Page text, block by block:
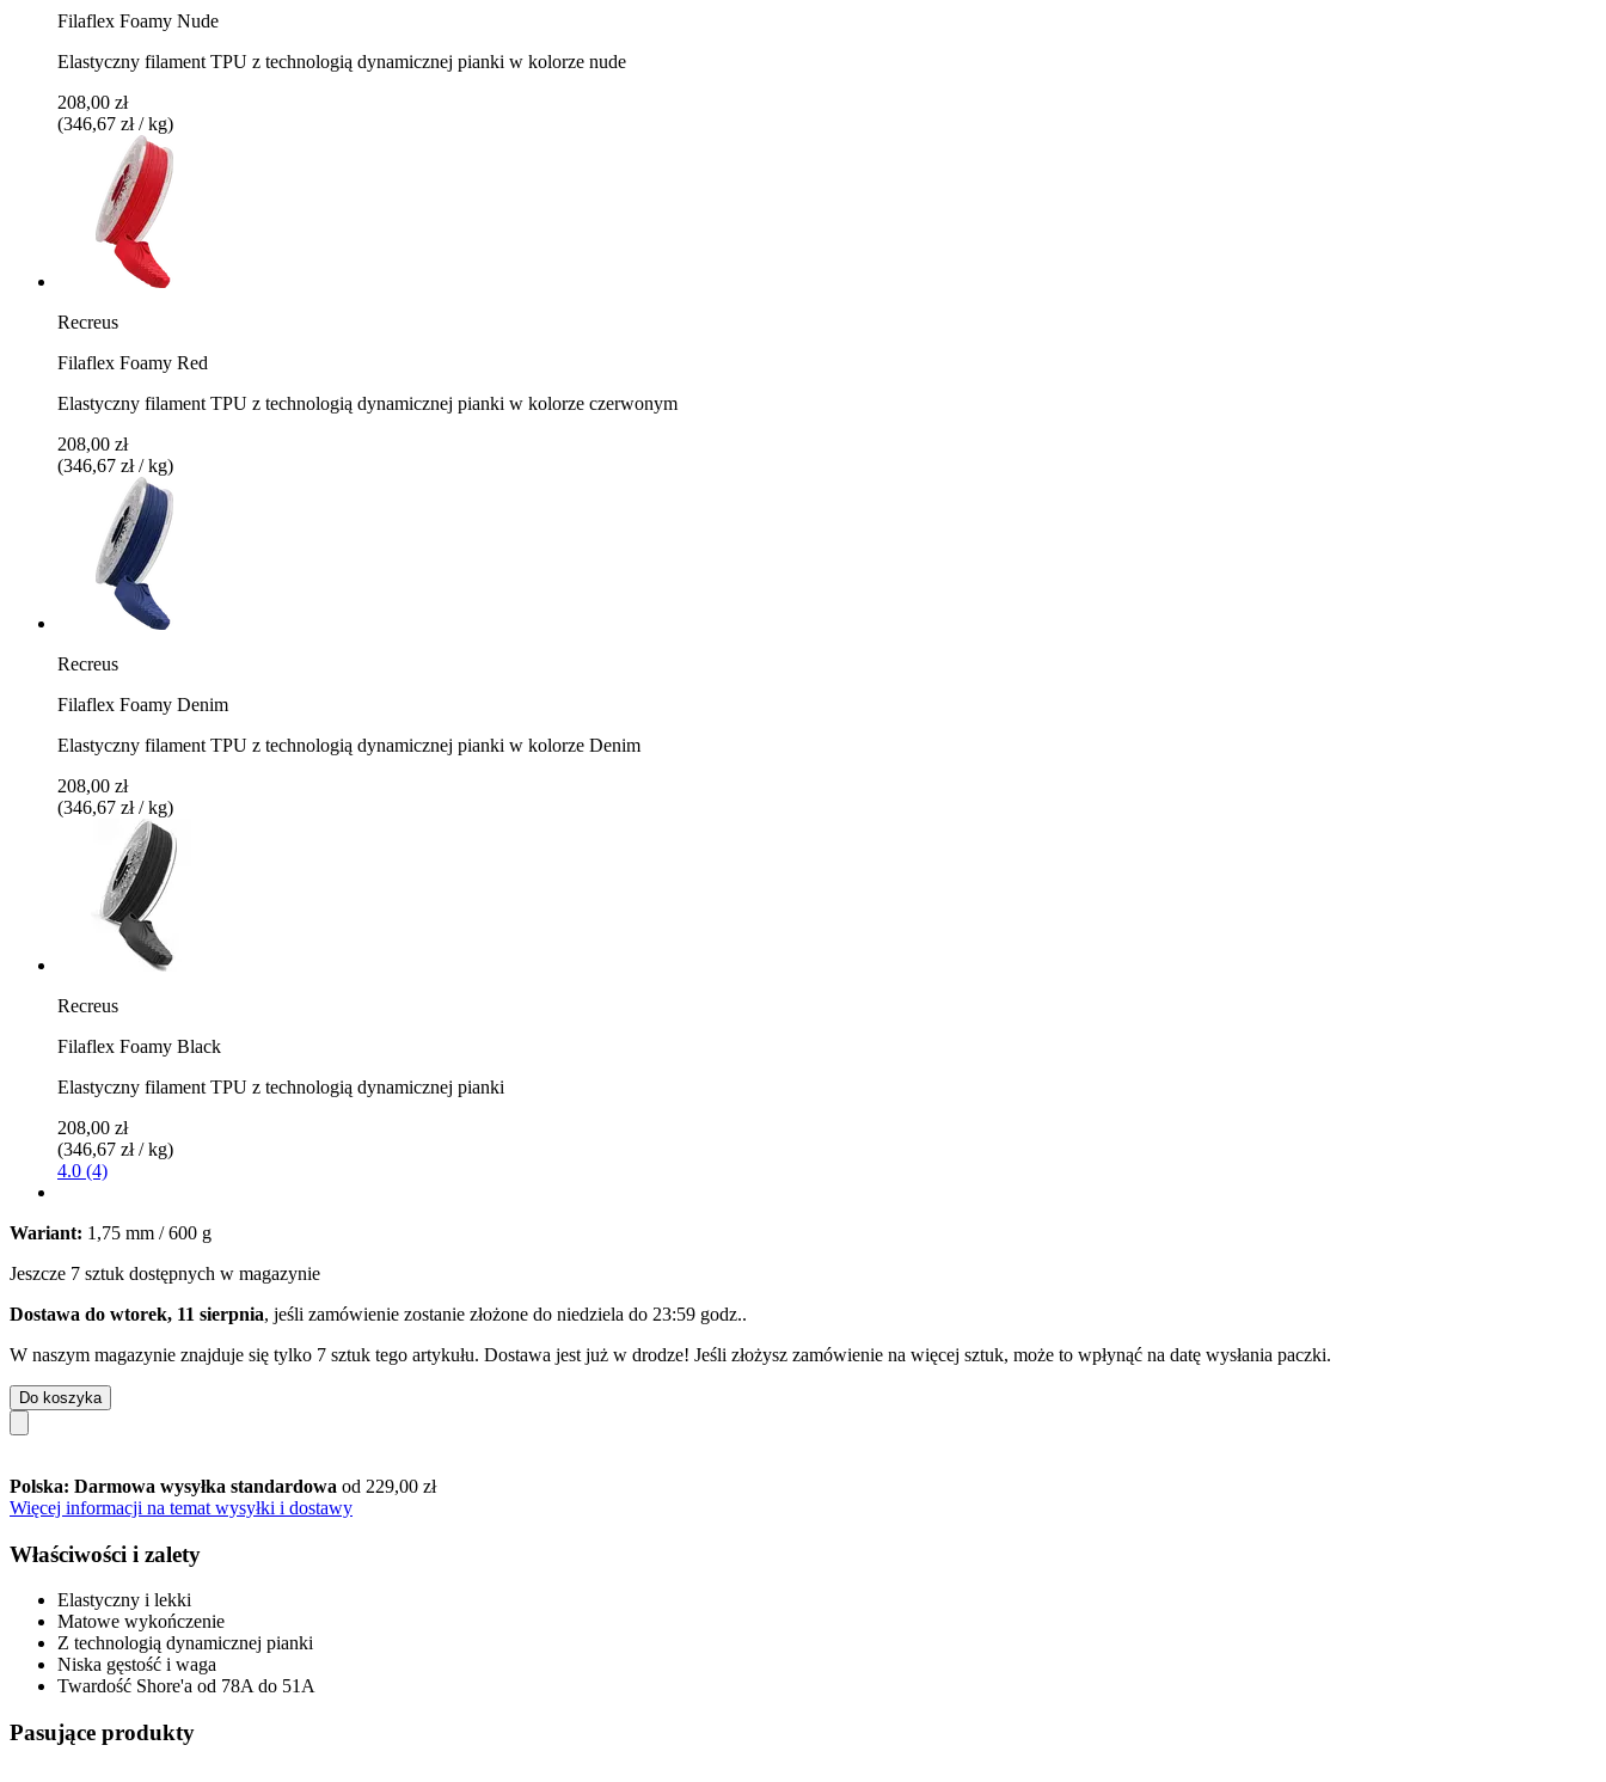
Filaflex Foamy Nude
Elastyczny filament TPU z technologią dynamicznej pianki w kolorze nude
208,00 zł
(346,67 zł / kg)
Recreus
Filaflex Foamy Red
Elastyczny filament TPU z technologią dynamicznej pianki w kolorze czerwonym
208,00 zł
(346,67 zł / kg)
Recreus
Filaflex Foamy Denim
Elastyczny filament TPU z technologią dynamicznej pianki w kolorze Denim
208,00 zł
(346,67 zł / kg)
Recreus
Filaflex Foamy Black
Elastyczny filament TPU z technologią dynamicznej pianki
208,00 zł
(346,67 zł / kg)
4.0 (4)
Wariant: 1,75 mm / 600 g
Jeszcze 7 sztuk dostępnych w magazynie
Dostawa do wtorek, 11 sierpnia, jeśli zamówienie zostanie złożone do niedziela do 23:59 godz..
W naszym magazynie znajduje się tylko 7 sztuk tego artykułu. Dostawa jest już w drodze! Jeśli złożysz zamówienie na więcej sztuk, może to wpłynąć na datę wysłania paczki.
Do koszyka
Polska: Darmowa wysyłka standardowa od 229,00 zł
Więcej informacji na temat wysyłki i dostawy
Właściwości i zalety
Elastyczny i lekki
Matowe wykończenie
Z technologią dynamicznej pianki
Niska gęstość i waga
Twardość Shore'a od 78A do 51A
Pasujące produkty